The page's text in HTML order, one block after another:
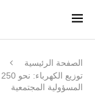
الصفحة الرئيسية
المسؤولية المجتمعية